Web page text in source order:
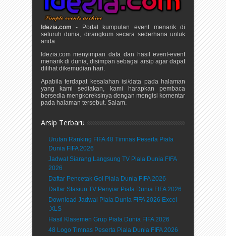
Idezia.com - Portal kumpulan event menarik di
seluruh dunia, dirangkum secara sederhana untuk
anda.
Idezia.com menyimpan data dan hasil event-event
menarik di dunia, disimpan sebagai arsip agar dapat
dilihat dikemudian hari.
Apabila terdapat kesalahan isi/data pada halaman
yang kami sediakan, kami harapkan pembaca
bersedia mengkoreksinya dengan mengisi komentar
pada halaman tersebut. Salam.
Arsip Terbaru
Urutan Ranking FIFA 48 Timnas Peserta Piala
Dunia FIFA 2026
Jadwal Siarang Langsung TV Piala Dunia FIFA
2026
Daftar Pencetak Gol Piala Dunia FIFA 2026
Daftar Stasiun TV Penyiar Piala Dunia FIFA 2026
Download Jadwal Piala Dunia FIFA 2026 Excel
.XLS
Hasil Klasemen Grup Piala Dunia FIFA 2026
48 Logo Timnas Peserta Piala Dunia FIFA 2026